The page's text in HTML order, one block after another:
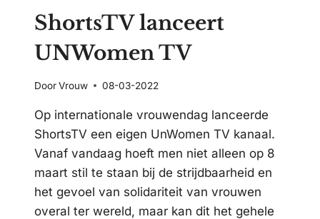
ShortsTV lanceert
UNWomen TV
DoorVrouw 08-03-2022
Op internationale vrouwendag lanceerde
ShortsTV een eigen UnWomen TV kanaal.
Vanaf vandaag hoeft men niet alleen op 8
maart stil te staan bij de strijdbaarheid en
het gevoel van solidariteit van vrouwen
overal ter wereld, maar kan dit het gehele